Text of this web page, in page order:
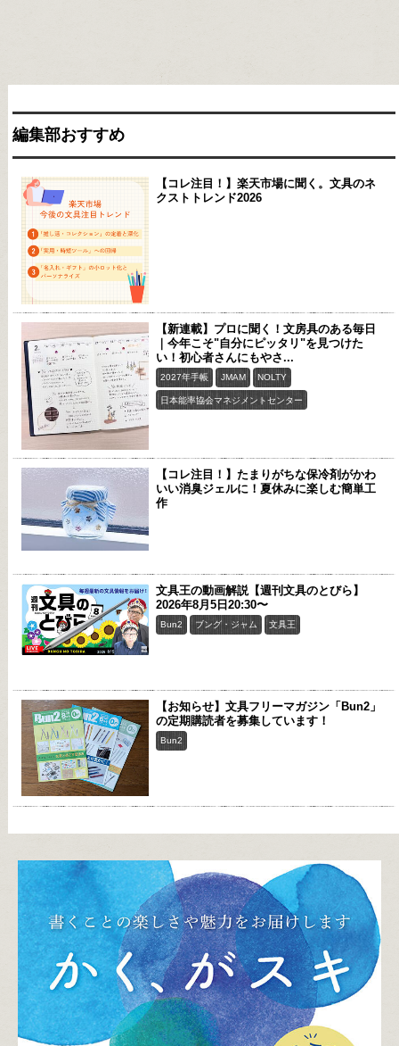
編集部おすすめ
【コレ注目！】楽天市場に聞く。文具のネ
クストトレンド2026
【新連載】プロに聞く！文房具のある毎日
｜今年こそ"自分にピッタリ"を見つけた
い！初心者さんにもやさ...
2027年手帳 JMAM NOLTY
日本能率協会マネジメントセンター
【コレ注目！】たまりがちな保冷剤がかわ
いい消臭ジェルに！夏休みに楽しむ簡単工
作
文具王の動画解説【週刊文具のとびら】
2026年8月5日20:30〜
Bun2 ブング・ジャム 文具王
【お知らせ】文具フリーマガジン「Bun2」
の定期購読者を募集しています！
Bun2